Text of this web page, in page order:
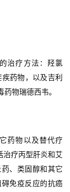
治疗方法：羟氯
药物，以及吉利
物瑞德西韦。
药物以及替代疗
治疗丙型肝炎和艾
、类固醇和其它
免疫反应的抗癌